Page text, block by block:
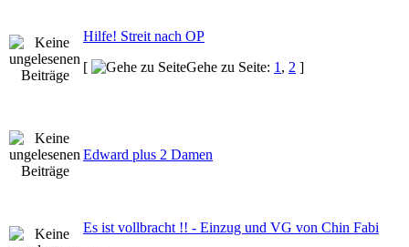
Hilfe! Streit nach OP
[
Gehe zu Seite: 1 , 2 ]
Edward plus 2 Damen
Es ist vollbracht !! - Einzug und VG von Chin Fabi